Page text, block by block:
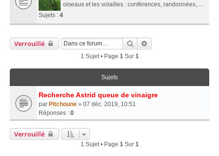
oiseaux et les volailles : conférences, randonnées,....
Sujets : 4
Verrouillé Rechercher
1 Sujet • Page 1 Sur 1
Sujets
Recherche Astrid queue de vinaigre
par Pitchoune » 07 déc. 2019, 10:51
Réponses : 0
Verrouillé
1 Sujet • Page 1 Sur 1